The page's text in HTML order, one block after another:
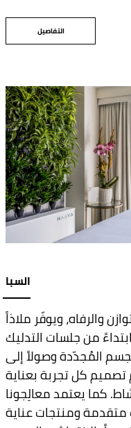
التفاصيل
السبا
والرفاه، ويوفّر ملاذاً
من جلسات التدليك
المُجدّدة وصولاً إلى
تصميم كل تجربة بعناية
كما يعتمد معالِجونا
ومنتجات عناية